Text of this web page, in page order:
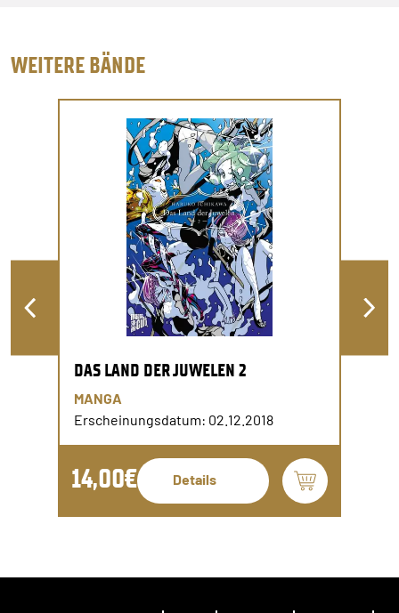
WEITERE BÄNDE
DAS LAND DER JUWELEN 2
MANGA
Erscheinungsdatum: 02.12.2018
14,00€ Details